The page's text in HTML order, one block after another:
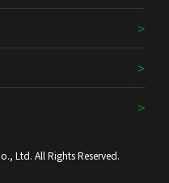
Ltd. All Rights Reserved.